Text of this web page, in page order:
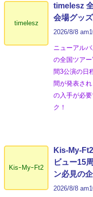
timelesz
timelesz
会場グッ
2026/8/8
ニューアル
の全国ツアー
間3公演の日
間が発表さ
の入手が必
ク！
KisｰMyｰFt2
Kis-My-
ビュー15
ン必見の
2026/8/8